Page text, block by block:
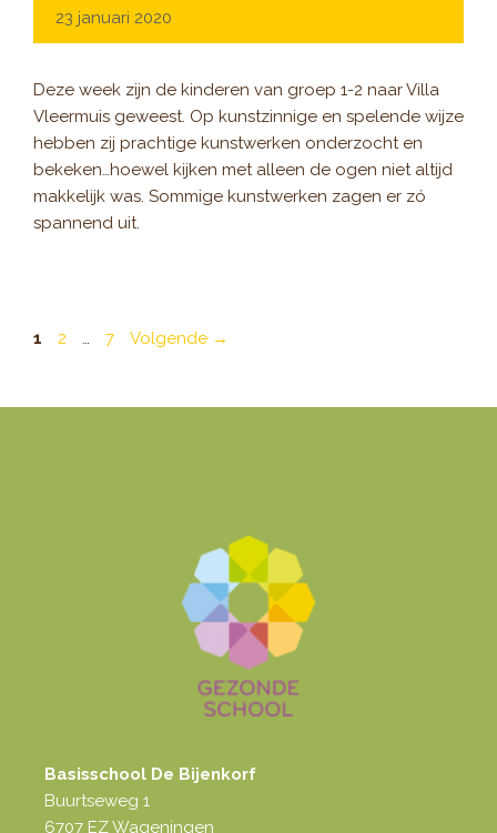
23 januari 2020
Deze week zijn de kinderen van groep 1-2 naar Villa
Vleermuis geweest. Op kunstzinnige en spelende wijze
hebben zij prachtige kunstwerken onderzocht en
bekeken…hoewel kijken met alleen de ogen niet altijd
makkelijk was. Sommige kunstwerken zagen er zó
spannend uit.
Pagina
1 Pagina
2 … Pagina
7 Volgende →
Basisschool De Bijenkorf
Buurtseweg 1
6707 EZ Wageningen